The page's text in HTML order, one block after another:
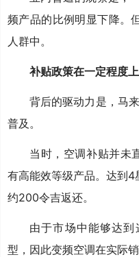
频产品的比例明显下降。
人群中。
补贴政策在一定程度
背后的驱动力是，马
普及。
当时，空调补贴并未
有高能效等级产品。达到
约200令吉返还。
由于市场中能够达
型，因此变频空调在实际